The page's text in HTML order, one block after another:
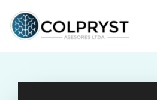
contenido